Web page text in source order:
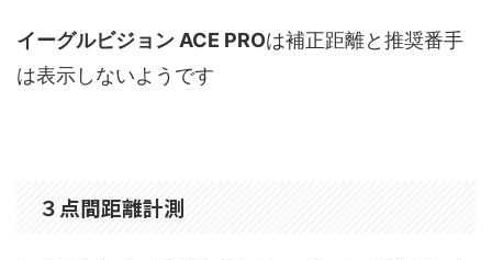
イーグルビジョン ACE PROは補正距離と推奨番手
は表示しないようです
３点間距離計測